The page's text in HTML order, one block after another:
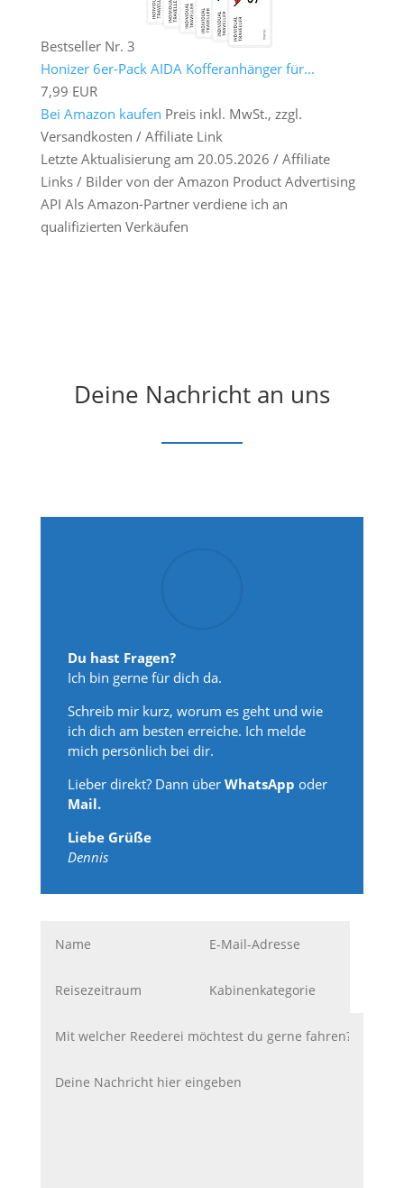
Bestseller Nr. 3
Honizer 6er-Pack AIDA Kofferanhänger für...
7,99 EUR
Bei Amazon kaufen Preis inkl. MwSt., zzgl.
Versandkosten / Affiliate Link
Letzte Aktualisierung am 20.05.2026 / Affiliate
Links / Bilder von der Amazon Product Advertising
API Als Amazon-Partner verdiene ich an
qualifizierten Verkäufen
Deine Nachricht an uns
Du hast Fragen?
Ich bin gerne für dich da.
Schreib mir kurz, worum es geht und wie
ich dich am besten erreiche. Ich melde
mich persönlich bei dir.
Lieber direkt? Dann überWhatsApp oder
Mail.
Liebe Grüße
Dennis